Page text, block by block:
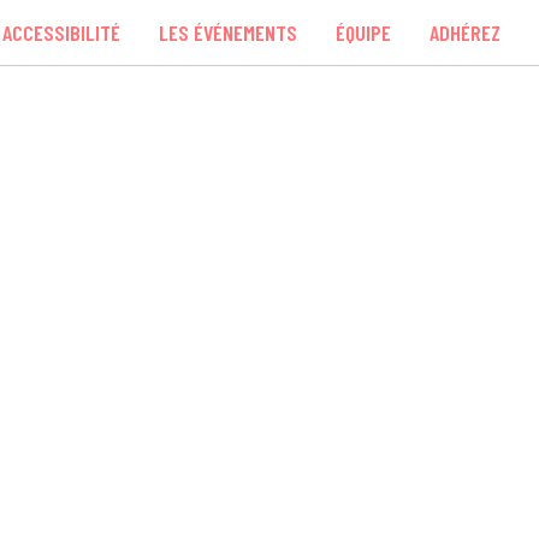
ACCESSIBILITÉ LES ÉVÉNEMENTS ÉQUIPE ADHÉREZ